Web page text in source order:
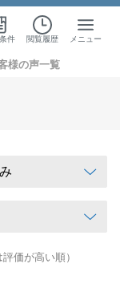
件 閲覧履歴 メニュー
様の声一覧
価が高い順）